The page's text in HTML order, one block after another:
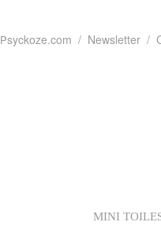
Psyckoze.com Newsletter
MINI